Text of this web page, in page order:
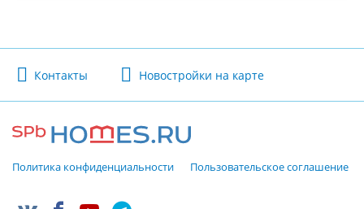
Контакты Новостройки на карте
Политика конфиденциальности Пользовательское соглашение